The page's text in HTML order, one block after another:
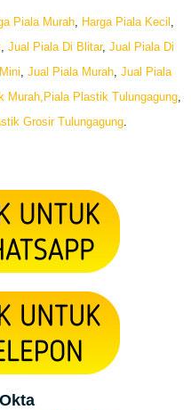
Piala Murah, Harga Piala Kecil
Jual Piala Di Blitar, Jual Piala Di
Jual Piala Murah, Jual Piala
Murah,Piala Plastik Tulungagung,
Grosir Tulungagung.